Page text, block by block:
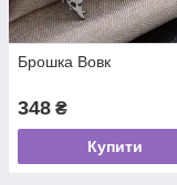
Брошка Вовк
348 ₴
Купити